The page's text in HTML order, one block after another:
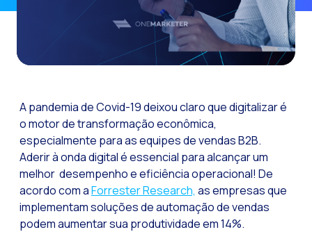
Da Conversa à
Comércio
Funcionalidades-
Canal de Voz
Social CX: A
Automação: Como
História e impacto
WhatsApp
A pandemia de Covid-19 deixou claro que digitalizar é
o motor de transformação econômica,
especialmente para as equipes de vendas B2B.
Aderir à onda digital é essencial para alcançar um
melhor desempenho e eficiência operacional! De
acordo com aForrester Research, as empresas que
implementam soluções de automação de vendas
podem aumentar sua produtividade em 14%.